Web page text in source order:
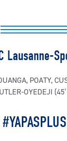
Lausanne-
POATY,
OYEDEJI